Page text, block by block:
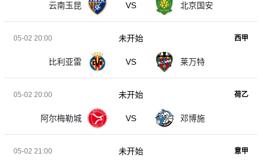
云南玉昆 VS 北京国安
05-02 20:00 西甲
比利亚雷 VS 莱万特
未开始
05-02 20:00 荷乙
阿尔梅勒城 VS 邓博施
未开始
05-02 21:00 意甲
未开始